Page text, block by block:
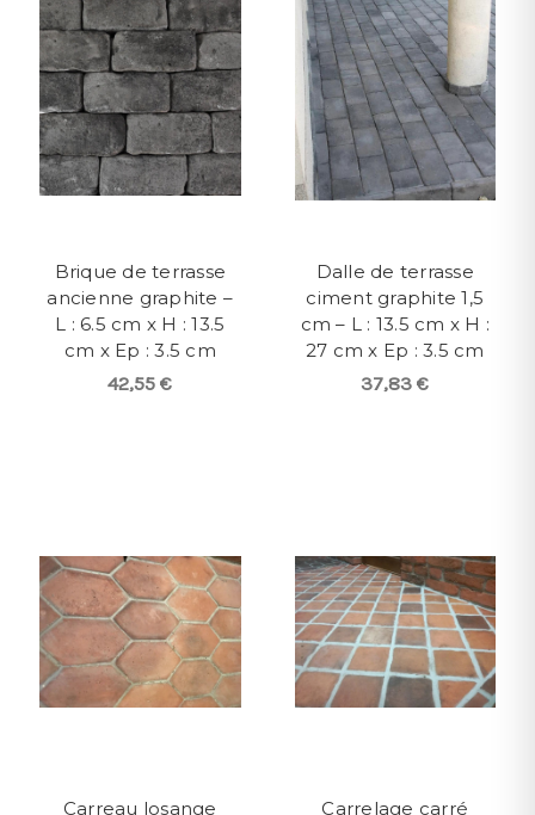
Brique de terrasse
ancienne graphite –
L : 6.5 cm x H : 13.5
cm x Ep : 3.5 cm
42,55 €
Dalle de terrasse
ciment graphite 1,5
cm – L : 13.5 cm x H :
27 cm x Ep : 3.5 cm
37,83 €
Carreau losange
Carrelage carré